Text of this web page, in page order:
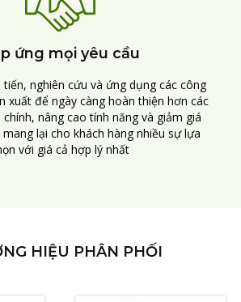
ứng mọi yêu cầu
nghiên cứu và ứng dụng các công
xuất để ngày càng hoàn thiện hơn các
nâng cao tính năng và giảm giá
lại cho khách hàng nhiều sự lựa
với giá cả hợp lý nhất
HIỆU PHÂN PHỐI